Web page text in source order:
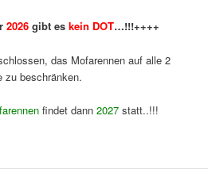
2026 gibt es kein DOT…!!!++++
das Mofarennen auf alle 2
zu beschränken.
findet dann 2027statt..!!!